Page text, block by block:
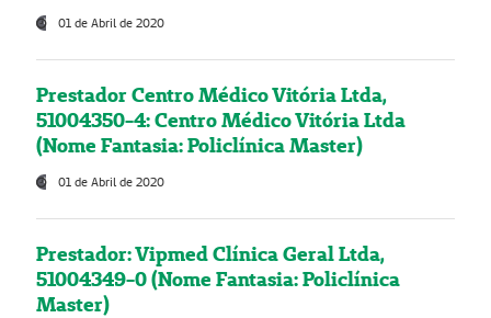
01 de Abril de 2020
Prestador Centro Médico Vitória Ltda,
51004350-4: Centro Médico Vitória Ltda
(Nome Fantasia: Policlínica Master)
01 de Abril de 2020
Prestador: Vipmed Clínica Geral Ltda,
51004349-0 (Nome Fantasia: Policlínica
Master)